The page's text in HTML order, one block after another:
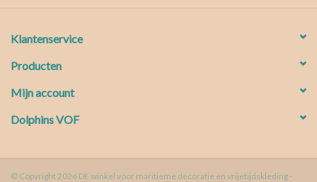
Klantenservice
Producten
Mijn account
Dolphins VOF
© Copyright 2026 DE winkel voor maritieme decoratie en vrijetijdskleding -